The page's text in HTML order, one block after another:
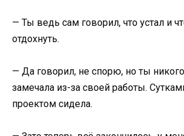
— Ты ведь сам говорил, что устал и
отдохнуть.
— Да говорил, не спорю, но ты
замечала из-за своей работы.
проектом сидела.